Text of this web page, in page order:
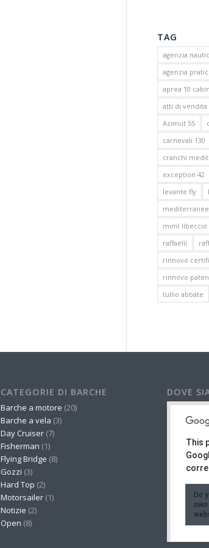
TAG
agenzia
agenzia
aprea 10 cabin
atti di vendita
Azimut 55
carnevali 130
cranchi
exception 42
levante fly
mediterranee
mimì libeccio
raffaelli
rinnovo
rinnovo
tullio abbate
CATEGORIE DI BARCHE
Barche a motore (20)
Barche a vela (3)
Day Cruiser(7)
Fisherman (1)
Flying Bridge (8)
Gozzi (3)
Hard Top (2)
Motorsailer(1)
Notizie (2)
Open (8)
DOVE
This
Do